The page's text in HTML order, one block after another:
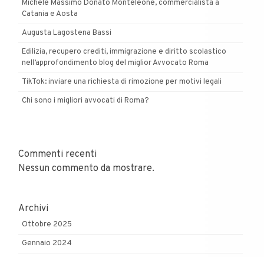
Michele Massimo Donato Monteleone, commercialista a
Catania e Aosta
Augusta Lagostena Bassi
Edilizia, recupero crediti, immigrazione e diritto scolastico
nell’approfondimento blog del miglior Avvocato Roma
TikTok: inviare una richiesta di rimozione per motivi legali
Chi sono i migliori avvocati di Roma?
Commenti recenti
Nessun commento da mostrare.
Archivi
Ottobre 2025
Gennaio 2024